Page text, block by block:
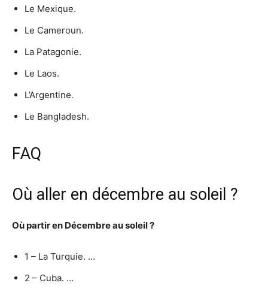
Le Mexique.
Le Cameroun.
La Patagonie.
Le Laos.
L’Argentine.
Le Bangladesh.
FAQ
Où aller en décembre au soleil ?
Où partiren Décembreausoleil?
1 – La Turquie. …
2 – Cuba. …